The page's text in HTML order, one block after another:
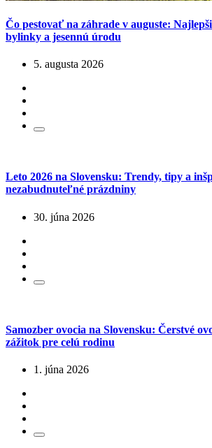
Čo pestovať na záhrade v auguste:
bylinky a jesennú úrodu
5. augusta 2026
Leto 2026 na Slovensku: Trendy, tipy a
nezabudnuteľné prázdniny
30. júna 2026
Samozber ovocia na Slovensku: Čerstvé
zážitok pre celú rodinu
1. júna 2026